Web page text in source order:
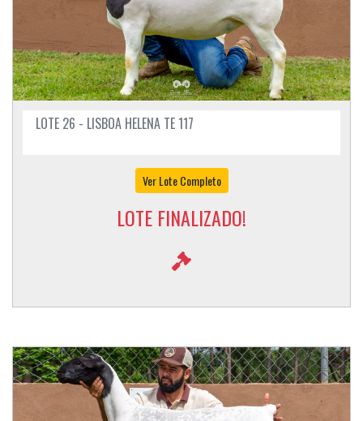
LOTE 26 - LISBOA HELENA TE 117
Ver Lote Completo
LOTE FINALIZADO!